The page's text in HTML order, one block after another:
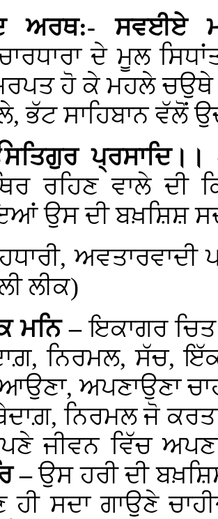
ਅਰਥ:- ਸਵਈਏ
ਦੇ ਮੂਲ
ਹੋ ਕੇ ਮਹਲੇ ਚਉਥੇ
ਭੱਟ ਸਾਹਿਬਾਨ ਵੱਲੋਂ
ਰਹਿਣ ਵਾਲੇ ਦੀ
ਉਸ ਦੀ ਬਖ਼ਸ਼ਿਸ਼
ਲੀਕ)
ਮਨਿ –ਇਕਾਗਰ
ਨਿਰਮਲ, ਸੱਚ,
ਅਪਣਾਉਣਾ
ਨਿਰਮਲ ਜੋ
ਜੀਵਨ ਵਿੱਚ
–ਉਸ ਹਰੀ ਦੀ
ਹੀ ਸਦਾ ਗਾਉਣੇ